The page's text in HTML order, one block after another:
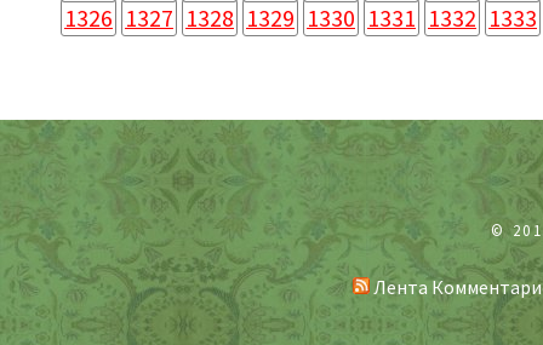
1326 1327 1328 1329 1330 1331 1332 1333
©
Лента